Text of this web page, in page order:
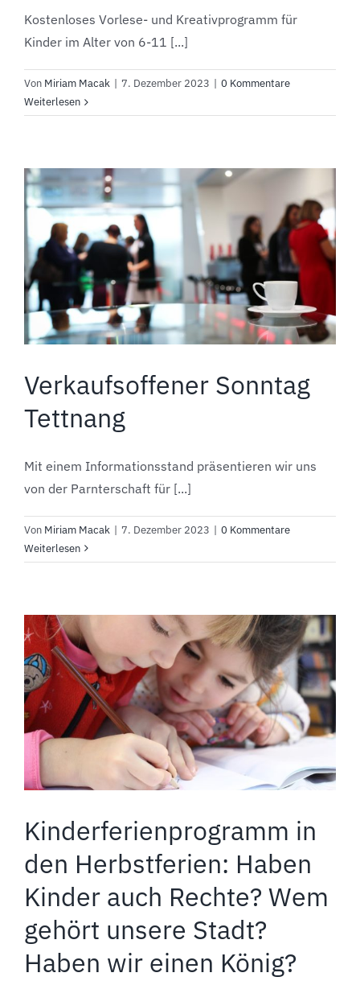
Kostenloses Vorlese- und Kreativprogramm für
Kinder im Alter von 6-11 [...]
Von Miriam Macak | 7. Dezember 2023 | 0 Kommentare
Weiterlesen
Verkaufsoffener Sonntag
Tettnang
Mit einem Informationsstand präsentieren wir uns
von der Parnterschaft für [...]
Von Miriam Macak | 7. Dezember 2023 | 0 Kommentare
Weiterlesen
Kinderferienprogramm in
den Herbstferien: Haben
Kinder auch Rechte? Wem
gehört unsere Stadt?
Haben wir einen König?